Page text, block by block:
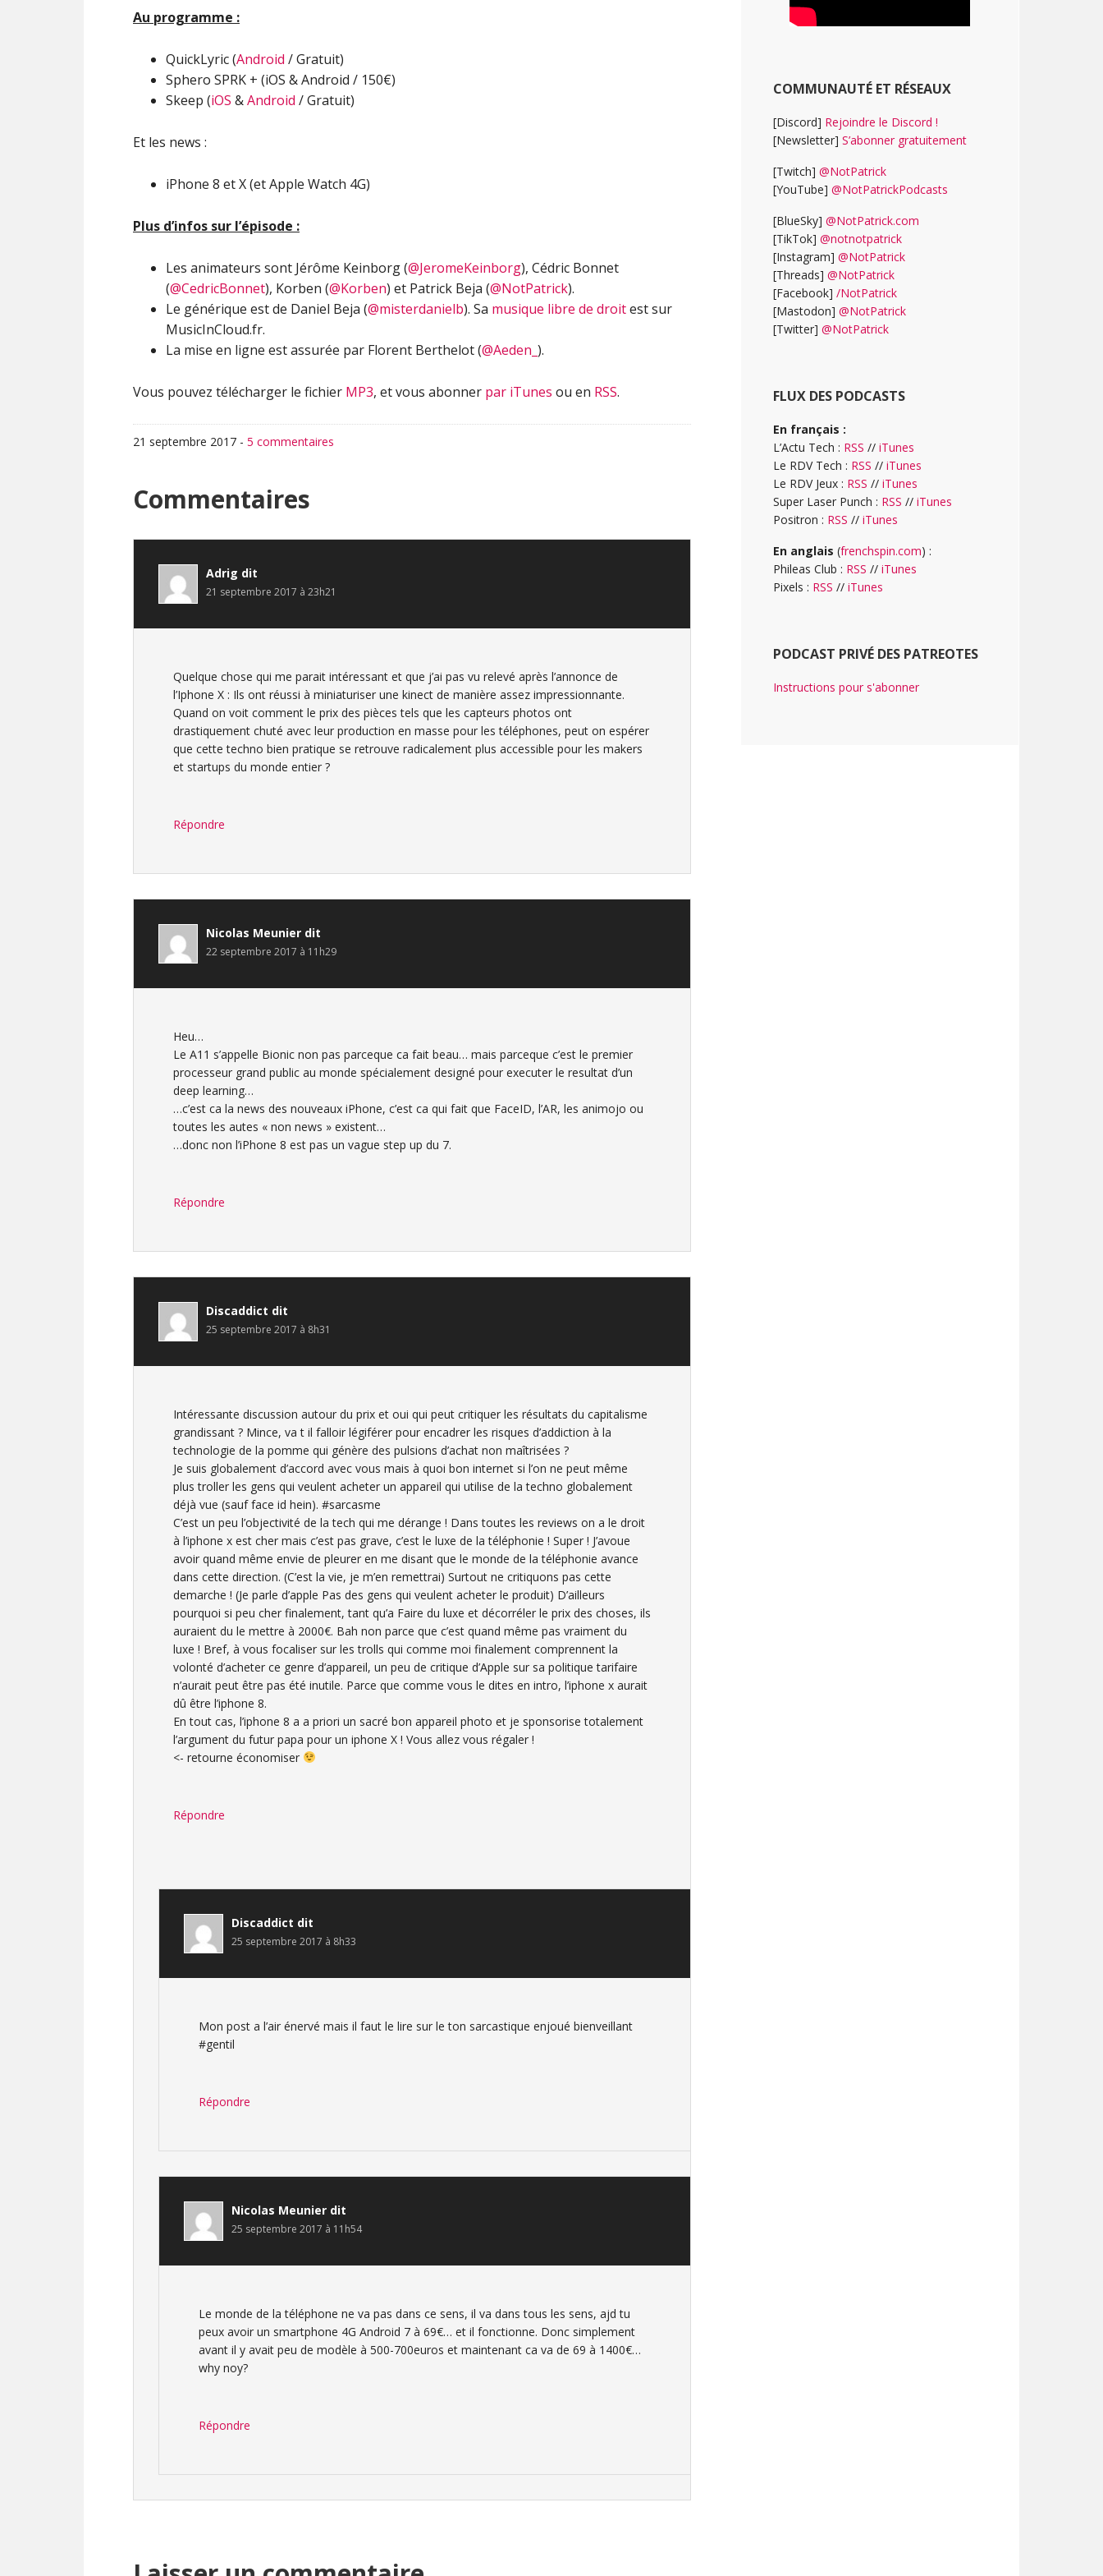
Au programme :
QuickLyric (Android / Gratuit)
Sphero SPRK + (iOS & Android / 150€)
Skeep (iOS &Android / Gratuit)
Et les news :
iPhone 8 et X (et Apple Watch 4G)
Plus d’infos sur l’épisode :
Les animateurs sont Jérôme Keinborg (@JeromeKeinborg), Cédric Bonnet
(@CedricBonnet), Korben (@Korben) et Patrick Beja (@NotPatrick).
Le générique est de Daniel Beja (@misterdanielb). Sa musique libre de droitest sur
MusicInCloud.fr.
La mise en ligne est assurée par Florent Berthelot (@Aeden_ ).
Vous pouvez télécharger le fichier MP3, et vous abonner par iTunes ou en RSS.
21 septembre 2017 - 5 commentaires
Interactions
du
lecteur
Commentaires
Adrig dit
21 septembre 2017 à 23h21
Quelque chose qui me parait intéressant et que j’ai pas vu relevé après l’annonce de
l’Iphone X : Ils ont réussi à miniaturiser une kinect de manière assez impressionnante.
Quand on voit comment le prix des pièces tels que les capteurs photos ont
drastiquement chuté avec leur production en masse pour les téléphones, peut on espérer
que cette techno bien pratique se retrouve radicalement plus accessible pour les makers
et startups du monde entier ?
Répondre
Nicolas Meunier dit
22 septembre 2017 à 11h29
Heu…
Le A11 s’appelle Bionic non pas parceque ca fait beau… mais parceque c’est le premier
processeur grand public au monde spécialement designé pour executer le resultat d’un
deep learning…
…c’est ca la news des nouveaux iPhone, c’est ca qui fait que FaceID, l’AR, les animojo ou
toutes les autes « non news » existent…
…donc non l’iPhone 8 est pas un vague step up du 7.
Répondre
Discaddict dit
25 septembre 2017 à 8h31
Intéressante discussion autour du prix et oui qui peut critiquer les résultats du capitalisme
grandissant ? Mince, va t il falloir légiférer pour encadrer les risques d’addiction à la
technologie de la pomme qui génère des pulsions d’achat non maîtrisées ?
Je suis globalement d’accord avec vous mais à quoi bon internet si l’on ne peut même
plus troller les gens qui veulent acheter un appareil qui utilise de la techno globalement
déjà vue (sauf face id hein). #sarcasme
C’est un peu l’objectivité de la tech qui me dérange ! Dans toutes les reviews on a le droit
à l’iphone x est cher mais c’est pas grave, c’est le luxe de la téléphonie ! Super ! J’avoue
avoir quand même envie de pleurer en me disant que le monde de la téléphonie avance
dans cette direction. (C’est la vie, je m’en remettrai) Surtout ne critiquons pas cette
demarche ! (Je parle d’apple Pas des gens qui veulent acheter le produit) D’ailleurs
pourquoi si peu cher finalement, tant qu’a Faire du luxe et décorréler le prix des choses, ils
auraient du le mettre à 2000€. Bah non parce que c’est quand même pas vraiment du
luxe ! Bref, à vous focaliser sur les trolls qui comme moi finalement comprennent la
volonté d’acheter ce genre d’appareil, un peu de critique d’Apple sur sa politique tarifaire
n’aurait peut être pas été inutile. Parce que comme vous le dites en intro, l’iphone x aurait
dû être l’iphone 8.
En tout cas, l’iphone 8 a a priori un sacré bon appareil photo et je sponsorise totalement
l’argument du futur papa pour un iphone X ! Vous allez vous régaler !
<- retourne économiser
Répondre
Discaddict dit
25 septembre 2017 à 8h33
Mon post a l’air énervé mais il faut le lire sur le ton sarcastique enjoué bienveillant
#gentil
Répondre
Nicolas Meunier dit
25 septembre 2017 à 11h54
Le monde de la téléphone ne va pas dans ce sens, il va dans tous les sens, ajd tu
peux avoir un smartphone 4G Android 7 à 69€… et il fonctionne. Donc simplement
avant il y avait peu de modèle à 500-700euros et maintenant ca va de 69 à 1400€…
why noy?
Répondre
COMMUNAUTÉ ET RÉSEAUX
[Discord] Rejoindre le Discord !
[Newsletter] S’abonner gratuitement
[Twitch] @NotPatrick
[YouTube] @NotPatrickPodcasts
[BlueSky] @NotPatrick.com
[TikTok] @notnotpatrick
[Instagram] @NotPatrick
[Threads] @NotPatrick
[Facebook] /NotPatrick
[Mastodon] @NotPatrick
[Twitter] @NotPatrick
FLUX DES PODCASTS
En français :
L’Actu Tech : RSS // iTunes
Le RDV Tech : RSS // iTunes
Le RDV Jeux : RSS // iTunes
Super Laser Punch : RSS // iTunes
Positron : RSS // iTunes
En anglais (frenchspin.com) :
Phileas Club : RSS // iTunes
Pixels : RSS // iTunes
PODCAST PRIVÉ DES PATREOTES
Instructions pour s'abonner